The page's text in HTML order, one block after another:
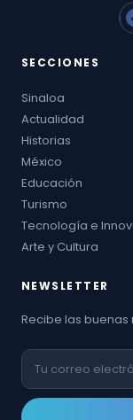
SECCIONES
Sinaloa
Actualidad
Historias
México
Educación
Turismo
Tecnología e
Arte y Cultura
NEWSLETTER
Recibe las